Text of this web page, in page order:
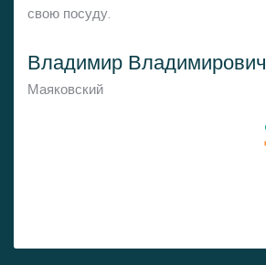
свою посуду.
Владимир Владимирович
Маяковский